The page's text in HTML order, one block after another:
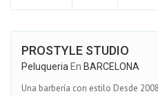
PROSTYLE STUDIO
Peluqueria En BARCELONA
Una barbería con estilo Desde